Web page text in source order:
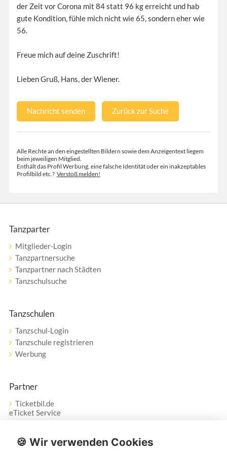
der Zeit vor Corona mit 84 statt 96 kg erreicht und hab
gute Kondition, fühle mich nicht wie 65, sondern eher wie
56.
Freue mich auf deine Zuschrift!
Lieben Gruß, Hans, der Wiener.
Nachricht senden Zurück zur Suche
Alle Rechte an den eingestellten Bildern sowie dem Anzeigentext liegem
beim jeweiligen Mitglied.
Enthält das Profil Werbung, eine falsche Identität oder ein inakzeptables
Profilbild etc.? Verstoß melden!
Tanzparter
Mitglieder-Login
Tanzpartnersuche
Tanzpartner nach Städten
Tanzschulsuche
Tanzschulen
Tanzschul-Login
Tanzschule registrieren
Werbung
Partner
Ticketbil.de
eTicket Service
Vertrag widerrufen
🍪 Wir verwenden Cookies